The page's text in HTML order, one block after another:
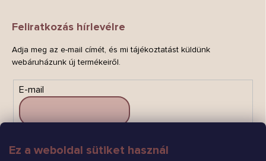
Ez a weboldal sütiket használ
Feliratkozás hírlevélre
Adja meg az e-mail címét, és mi tájékoztatást küldünk
webáruházunk új termékeiről.
E-mail
FELIRATKOZÁS